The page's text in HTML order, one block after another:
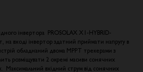
інвертора PROSOLAX X1-HYBRID-
на вході інвертор здатний приймати напругу в
обладнаний двома МРРТ трекерами з
розміщувати 2 окремі масиви сонячних
Максимальний вхідний струм від сонячних